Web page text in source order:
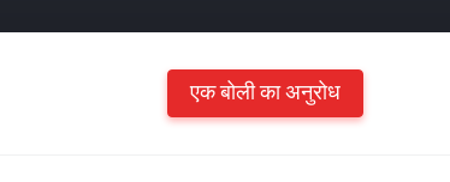
एक बोली का अनुरोध